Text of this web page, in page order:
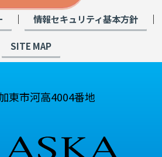
｜ 情報セキュリティ基本方針 ｜
SITE MAP
東市河高4004番地